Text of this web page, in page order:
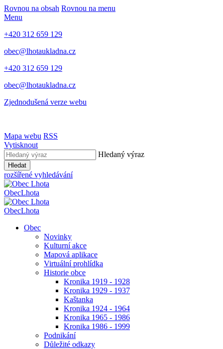
Rovnou na obsah Rovnou na menu
Menu
+420 312 659 129
obec@lhotaukladna.cz
+420 312 659 129
obec@lhotaukladna.cz
Zjednodušená verze webu
Mapa webu RSS
Vytisknout
Hledaný výraz
Hledat
rozšířené vyhledávání
ObecLhota
ObecLhota
Obec
Novinky
Kulturní akce
Mapová aplikace
Virtuální prohlídka
Historie obce
Kronika 1919 - 1928
Kronika 1929 - 1937
Kaštanka
Kronika 1924 - 1964
Kronika 1965 - 1986
Kronika 1986 - 1999
Podnikání
Důležité odkazy